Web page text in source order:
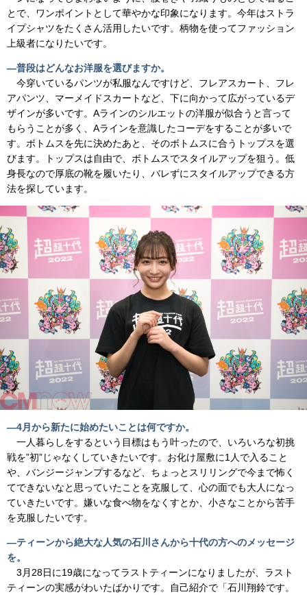
とで、ワンポイントとして華やかな印象になります。今年はストラ
イプシャツをたくさん活用したいです。柄物を使ってファッション
上級者になりたいです。
―普段はどんなお洋服を選びますか。
今穿いているパンツが私服なんですけど、フレアスカート、フレ
アパンツ、マーメイドスカートなど、下に向かって広がっているデ
ザインが多いです。Aラインのシルエットの洋服が似合うと言って
もらうことが多く、Aラインを意識したコーデをすることが多いで
す。ボトムスを先に決めたあと、そのボトムスに合うトップスを選
びます。トップスは自由で、ボトムスでスタイルアップを狙う。低
身長なので厚底の靴を履いたり、バレずにスタイルアップできる方
法を探しています。
―4月から新たに始めたいことは何ですか。
一人暮らしをするという目標はもう叶ったので、いろいろな初挑
戦を”初”じゃなくしていきたいです。お化け屋敷に1人で入ること
や、バンジージャンプするなど、ちょっとスリリングで今まで怖く
てできないなと思っていたことを克服して、心の面でも大人になっ
ていきたいです。嫌いな食べ物をなくすとか、小さなことから苦手
を克服したいです。
―ティーンから絶大な人気の石川さんから十代の方へのメッセージ
を。
3月28日に19歳になってラストティーンになりましたが、ラスト
ティーンの実感がわいたばかりです。自己紹介で「石川翔鈴です。